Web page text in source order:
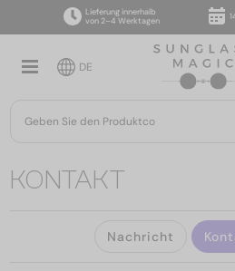
Lieferung innerhalb
von 2–4 Werktagen
14
DE
KONTAKT
Nachricht